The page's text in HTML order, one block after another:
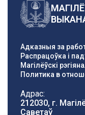
Адказныя за
Распрацоўка і
Магілёўскі
Политика в
Адрас:
212030, г.
Саветаў